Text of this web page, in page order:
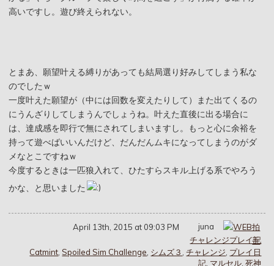
高いですし。遊び終えられない。
とまあ、願望叶える縛りがあっても結局選り好みしてしまう私な
のでしたｗ
一度叶えた願望が（中には回数を変えたりして ）また出てくるの
にうんざりしてしまうんでしょうね。叶えた直後に出る場合に
は、達成感を即行で無にされてしまいますし。もっと心に余裕を
持って遊べばいいんだけど、だんだんムキになってしまうのがダ
メなとこですねｗ
今度するときは一匹狼入れて、ひたすらスキル上げる系でやろう
かな、と思いました
April 13th, 2015 at 09:03 PM
juna
チャレンジプレイ記
Catmint ,Spoiled Sim Challenge シムズ３ ,チャレンジ プレイ日
記 マルセル ,死神